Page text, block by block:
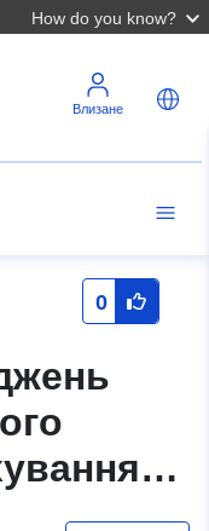
How do you know?
Влизане
0